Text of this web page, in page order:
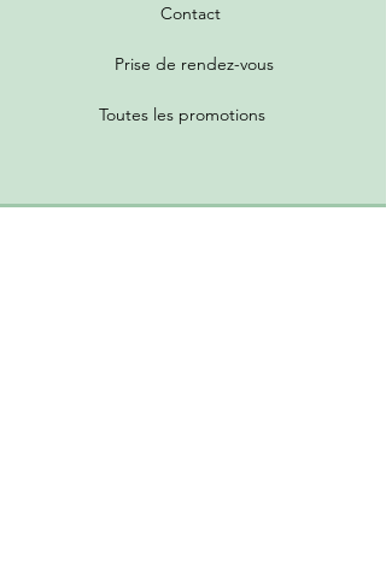
Contact
Prise de rendez-vous
Toutes les promotions